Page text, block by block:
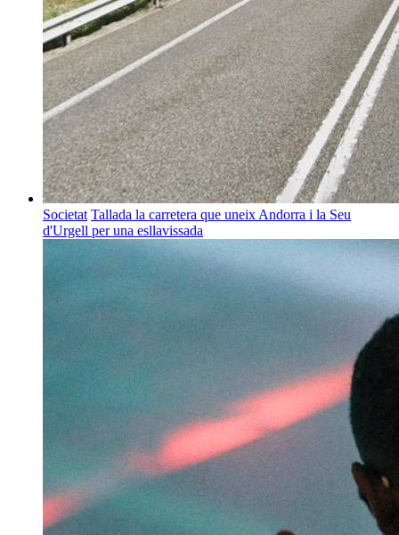
Societat Tallada la carretera que uneix Andorra i la Seu
d'Urgell per una esllavissada